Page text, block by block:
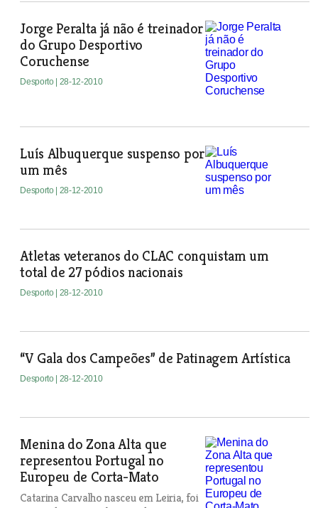
Jorge Peralta já não é treinador
do Grupo Desportivo
Coruchense
Desporto | 28-12-2010
Luís Albuquerque suspenso por
um mês
Desporto | 28-12-2010
Atletas veteranos do CLAC conquistam um
total de 27 pódios nacionais
Desporto | 28-12-2010
“V Gala dos Campeões” de Patinagem Artística
Desporto | 28-12-2010
Menina do Zona Alta que
representou Portugal no
Europeu de Corta-Mato
Catarina Carvalho nasceu em Leiria, foi